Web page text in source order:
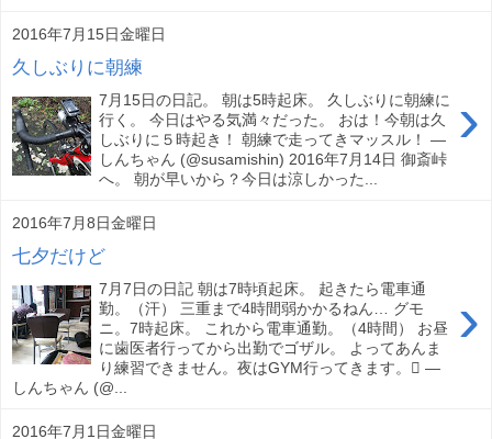
2016年7月15日金曜日
久しぶりに朝練
›
7月15日の日記。 朝は5時起床。 久しぶりに朝練に
行く。 今日はやる気満々だった。 おは！今朝は久
しぶりに５時起き！ 朝練で走ってきマッスル！ —
しんちゃん (@susamishin) 2016年7月14日 御斎峠
へ。 朝が早いから？今日は涼しかった...
2016年7月8日金曜日
七夕だけど
›
7月7日の日記 朝は7時頃起床。 起きたら電車通
勤。（汗） 三重まで4時間弱かかるねん… グモ
ニ。7時起床。 これから電車通勤。（4時間） お昼
に歯医者行ってから出勤でゴザル。 よってあんま
り練習できません。夜はGYM行ってきます。󾌰 —
しんちゃん (@...
2016年7月1日金曜日